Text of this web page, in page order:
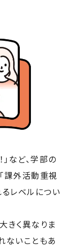
など、学部の
課外活動重視
るレベルについ
きく異なりま
ないこともあ